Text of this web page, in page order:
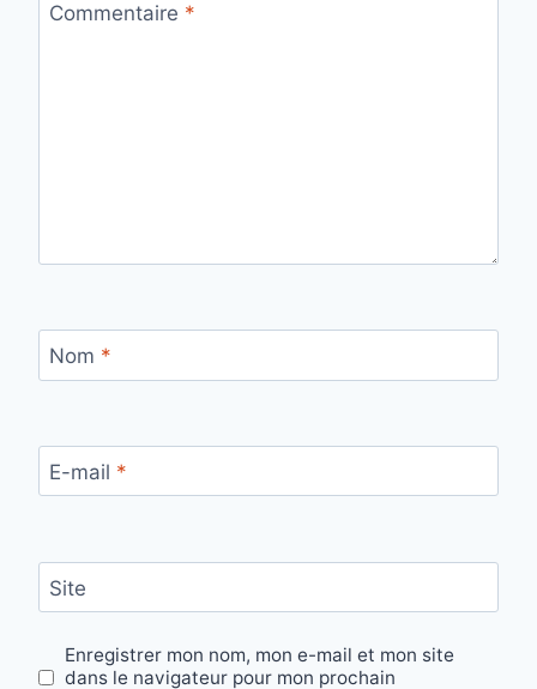
Commentaire *
Nom *
E-mail *
Site
Enregistrer mon nom, mon e-mail et mon site
dans le navigateur pour mon prochain